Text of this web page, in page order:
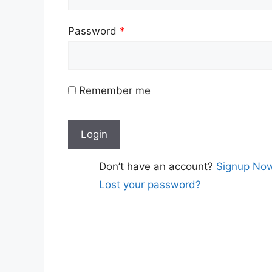
Password *
Remember me
Don’t have an account? Signup
Lost your password?